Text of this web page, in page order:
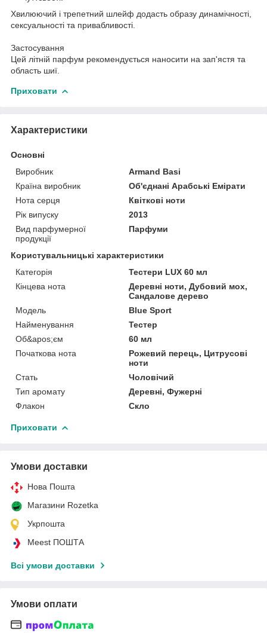
Хвилюючий і трепетний шлейф додасть образу динамічності,
сексуальності та привабливості.
Застосування
Цей літній парфум рекомендується наносити на зап'ястя та
область шиї.
Приховати
Характеристики
Основні
Виробник
Armand Basi
Країна виробник
Об'єднані Арабські Емірати
Нота серця
Квіткові ноти
Рік випуску
2013
Вид парфумерної
продукції
Парфуми
Користувальницькі характеристики
Категорія
Тестери LUX 60 мл
Кінцева нота
Деревні ноти, Дубовий мох,
Сандалове дерево
Мoдель
Blue Sport
Найменування
Тестер
Об&apos;єм
60 мл
Початкова нота
Рожевий перець, Цитрусові
ноти
Стать
Чоловічий
Тип аромату
Деревні, Фужерні
Флакон
Скло
Приховати
Умови доставки
Нова Пошта
Магазини Rozetka
Укрпошта
Meest ПОШТА
Всі умови доставки
Умови оплати